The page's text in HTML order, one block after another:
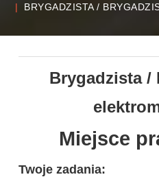
BRYGADZISTA /
Brygadzista /
Miejsce
Twoje zadania: